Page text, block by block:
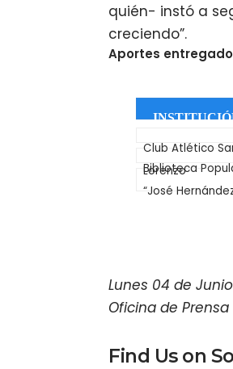
quién- instó a
creciendo”.
Aportes
Club Atlético
Lorenzo
Biblioteca
“José
Lunes 04 de
Oficina de
Find Us on